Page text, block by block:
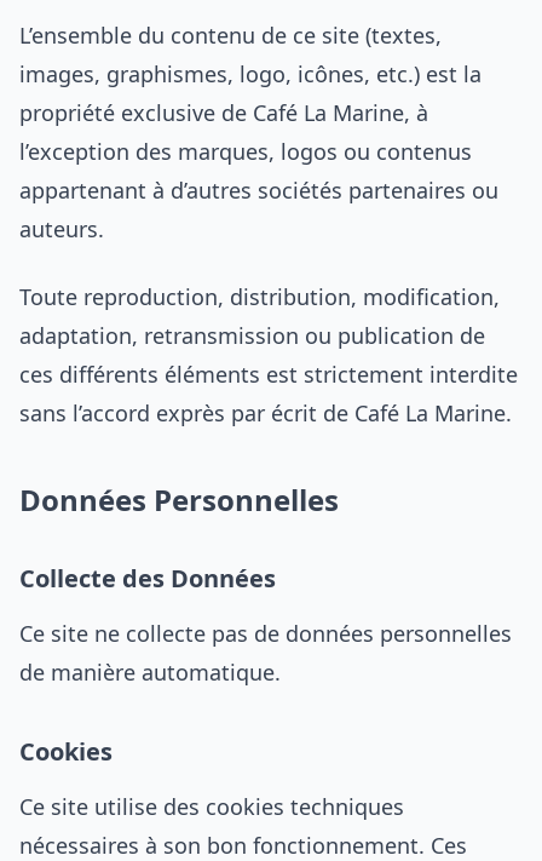
L’ensemble du contenu de ce site (textes,
images, graphismes, logo, icônes, etc.) est la
propriété exclusive de Café La Marine, à
l’exception des marques, logos ou contenus
appartenant à d’autres sociétés partenaires ou
auteurs.
Toute reproduction, distribution, modification,
adaptation, retransmission ou publication de
ces différents éléments est strictement interdite
sans l’accord exprès par écrit de Café La Marine.
Données Personnelles
Collecte des Données
Ce site ne collecte pas de données personnelles
de manière automatique.
Cookies
Ce site utilise des cookies techniques
nécessaires à son bon fonctionnement. Ces